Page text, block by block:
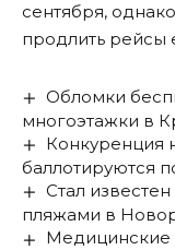
сентября,
продлить
Обломки
многоэтажки в
Конкуренция
баллотируются
Стал
пляжами в
Медицинские